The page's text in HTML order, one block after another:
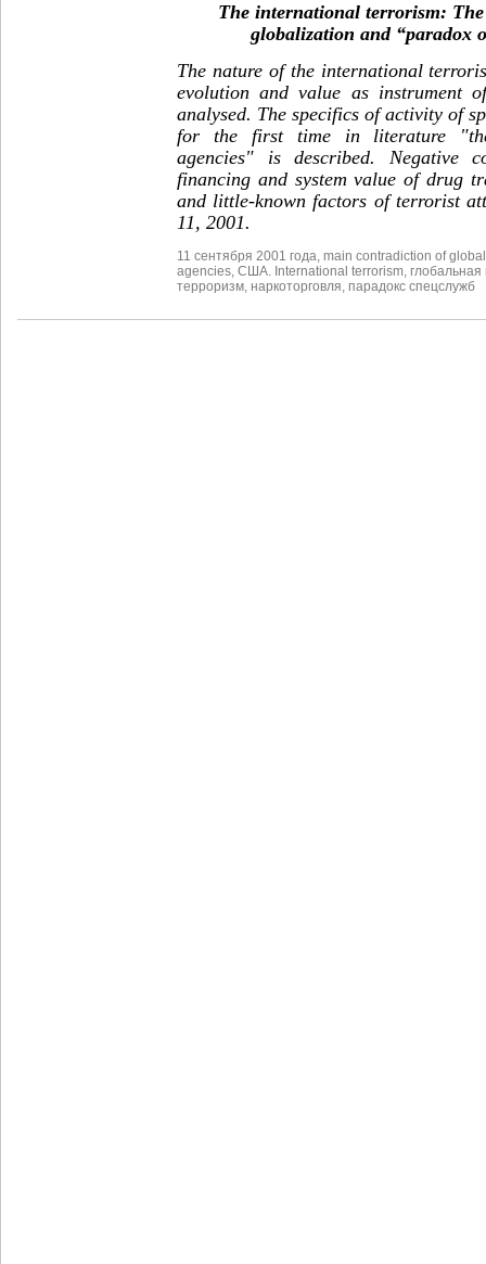
The international terrorism:
globalization and “paradox
The nature of the international
evolution and value as instrument
analysed. The specifics of activity of
for the first time in literature
agencies" is described. Negative
financing and system value of drug
and little-known factors of terrorist
11, 2001.
11 сентября 2001 года main contradiction of
agencies США. International terrorism глобальная
терроризм наркоторговля парадокс спецслужб